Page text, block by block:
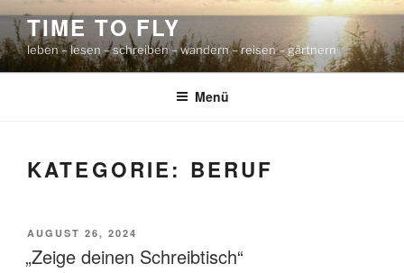
Zum
Inhalt
springen
TIME TO FLY
leben – lesen – schreiben – wandern – reisen – gärtnern
Menü
KATEGORIE: BERUF
VERÖFFENTLICHT
AM
AUGUST 26, 2024
„Zeige deinen Schreibtisch“